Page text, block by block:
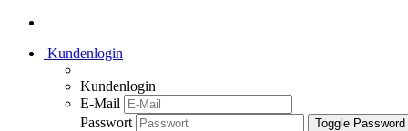
Kundenlogin
Kundenlogin
E-Mail
Passwort
Toggle